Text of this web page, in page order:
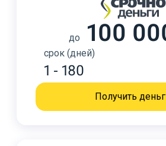
до 100
срок (дней)
1 - 180
Получить